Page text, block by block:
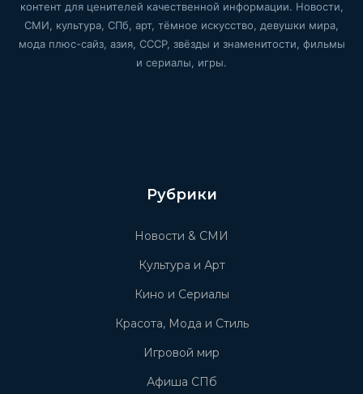
контент для ценителей качественной информации. Новости,
СМИ, культура, СПб, арт, тёмное искусство, девушки мира,
мода плюс-сайз, азия, СССР, звёзды и знаменитости, фильмы
и сериалы, игры.
Рубрики
Новости & СМИ
Культура и Арт
Кино и Сериалы
Красота, Мода и Стиль
Игровой мир
Афиша СПб